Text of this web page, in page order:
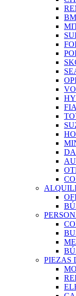
PIEZAS